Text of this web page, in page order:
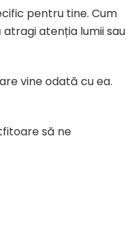
pentru tine. Cum
atragi atenția lumii sau
vine odată cu ea.
să ne